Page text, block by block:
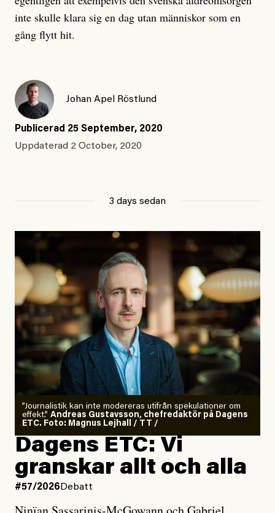
inte skulle klara sig en dag utan människor som en
gång flytt hit.
Johan Apel Röstlund
Publicerad 25 September, 2020
Uppdaterad 2 October, 2020
3 days sedan
”Journalistik kan inte modereras utifrån spekulationer om
effekt.” Andreas Gustavsson, chefredaktör på Dagens
ETC. Foto: Magnus Lejhall / TT /
Dagens ETC: Vi
granskar allt och alla
#57/2026 Debatt